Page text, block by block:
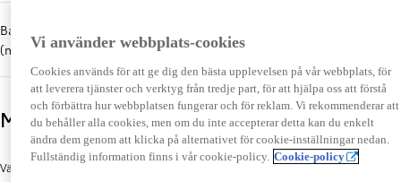
Bagageutrymme max bredd
(mm)
Motor
Välj det motoralternativ som passar dig och dina behov bäst utan
Vi använder webbplats-cookies
Cookies används för att ge dig den bästa upplevelsen på vår webbplats, för
att leverera tjänster och verktyg från tredje part, för att hjälpa oss att förstå
och förbättra hur webbplatsen fungerar och för reklam. Vi rekommenderar att
du behåller alla cookies, men om du inte accepterar detta kan du enkelt
ändra dem genom att klicka på alternativet för cookie-inställningar nedan.
Fullständig information finns i vår cookie-policy. Cookie-policy